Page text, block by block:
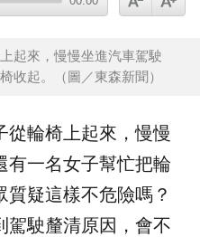
起來，慢慢坐進汽車駕駛
收起。（圖／東森新聞）
從輪椅 上起來，慢慢
有一名女子幫忙把輪
疑這樣不危險嗎？
駕駛釐清原因，會不